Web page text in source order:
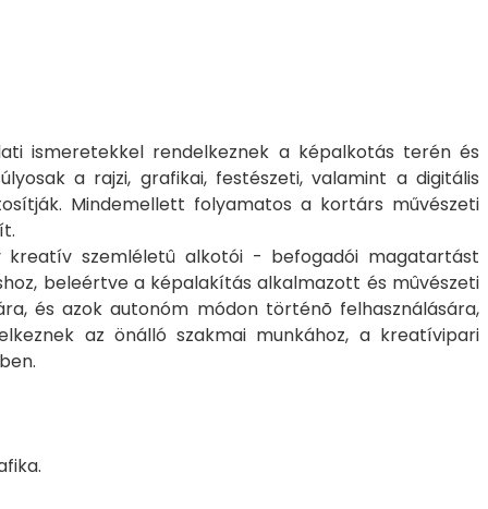
ismeretekkel rendelkeznek a képalkotás terén és
a rajzi, grafikai, festészeti, valamint a digitális
Mindemellett folyamatos a kortárs művészeti
szemléletû alkotói - befogadói magatartást
beleértve a képalakítás alkalmazott és mûvészeti
és azok autonóm módon történõ felhasználására,
az önálló szakmai munkához, a kreatívipari